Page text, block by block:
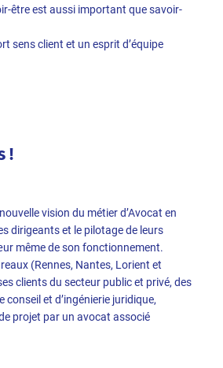
être est aussi important que savoir-
sens client et un esprit d’équipe
!
vision du métier d’Avocat en
dirigeants et le pilotage de leurs
même de son fonctionnement.
(Rennes, Nantes, Lorient et
clients du secteur public et privé, des
conseil et d’ingénierie juridique,
projet par un avocat associé